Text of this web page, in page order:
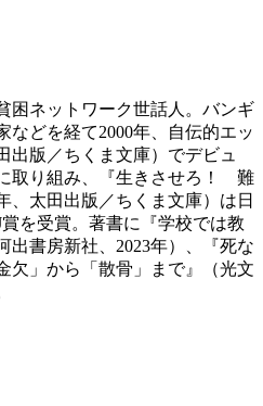
困ネットワーク世話人。バンギ
などを経て2000年、自伝的エッ
出版／ちくま文庫）でデビュ
取り組み、『生きさせろ！ 難
、太田出版／ちくま文庫）は日
を受賞。著書に『学校では教
出書房新社、2023年）、『死な
」から「散骨」まで』（光文